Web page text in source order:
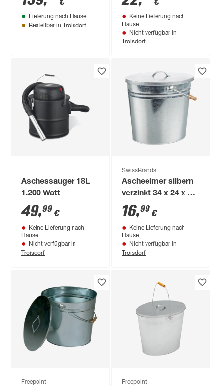
Ladegerät €
Lieferung nach Hause
Bestellbar in Troisdorf
€
Keine Lieferung nach
Hause
Nicht verfügbar in
Troisdorf
Aschessauger 18L
1.200 Watt
49,99 €
Keine Lieferung nach
Hause
Nicht verfügbar in
Troisdorf
SwissBrands
Ascheeimer silbern
verzinkt 34 x 24 x 30
cm
16,99 €
Keine Lieferung nach
Hause
Nicht verfügbar in
Troisdorf
Freepoint Freepoint